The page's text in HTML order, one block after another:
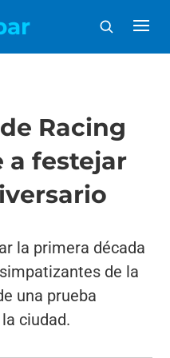
Racing
a festejar
la primera década
de la
una prueba
ciudad.